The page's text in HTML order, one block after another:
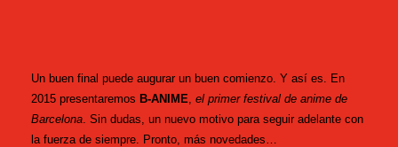
Un buen final puede augurar un buen comienzo. Y así es. En
2015 presentaremos B-ANIME el primer festival de anime de
Barcelona. Sin dudas, un nuevo motivo para seguir adelante con
la fuerza de siempre. Pronto, más novedades…